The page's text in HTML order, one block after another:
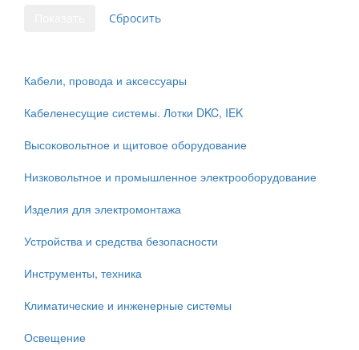
Кабели, провода и аксессуары
Кабеленесущие системы. Лотки DKC, IEK
Высоковольтное и щитовое оборудование
Низковольтное и промышленное электрооборудование
Изделия для электромонтажа
Устройства и средства безопасности
Инструменты, техника
Климатические и инженерные системы
Освещение